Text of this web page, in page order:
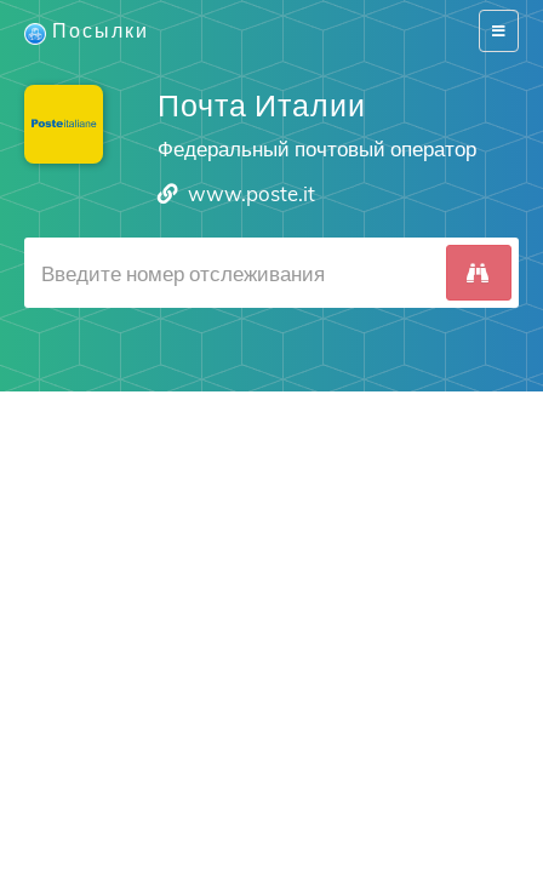
Switch
Посылки
Почта Италии
Федеральный почтовый оператор
www.poste.it